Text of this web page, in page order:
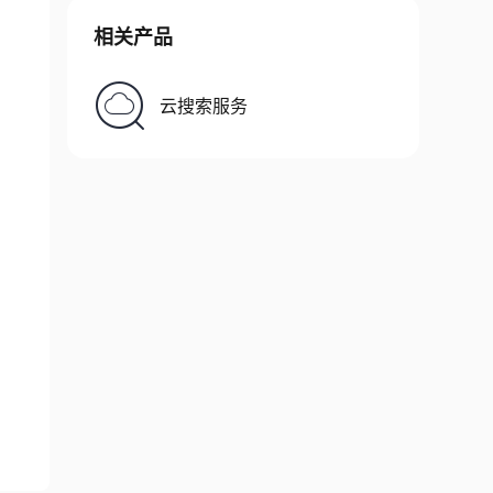
相关产品
云搜索服务